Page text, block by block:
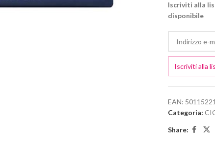
Iscriviti alla
disponibile
your
email
address
to
the
waitlist
this
Iscriviti alla
EAN:
Categoria:
Share: